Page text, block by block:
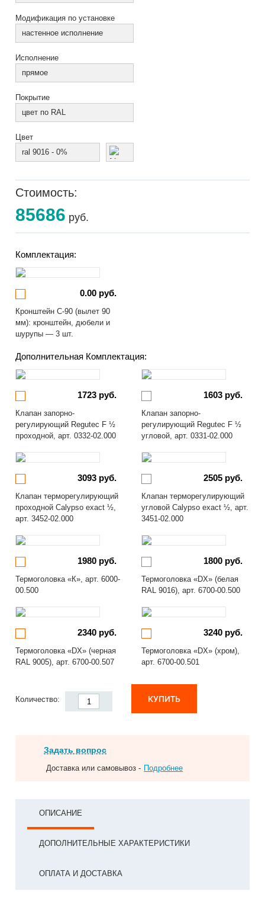
Модификация по установке
настенное исполнение
Исполнение
прямое
Покрытие
цвет по RAL
Цвет
ral 9016 - 0%
Стоимость:
85686 руб.
Комплектация:
0.00 руб.
Кронштейн С-90 (вылет 90
мм): кронштейн, дюбели и
шурупы — 3 шт.
Дополнительная Комплектация:
1723 руб.
Клапан запорно-
регулирующий Regutec F ½
проходной, арт. 0332-02.000
1603 руб.
Клапан запорно-
регулирующий Regutec F ½
угловой, арт. 0331-02.000
3093 руб.
Клапан терморегулирующий
проходной Calypso exact ½,
арт. 3452-02.000
2505 руб.
Клапан терморегулирующий
угловой Calypso exact ½, арт.
3451-02.000
1980 руб.
Термоголовка «К», арт. 6000-
00.500
1800 руб.
Термоголовка «DX» (белая
RAL 9016), арт. 6700-00.500
2340 руб.
Термоголовка «DX» (черная
RAL 9005), арт. 6700-00.507
3240 руб.
Термоголовка «DX» (хром),
арт. 6700-00.501
Количество: КУПИТЬ
Задать вопрос
Доставка или самовывоз - Подробнее
ОПИСАНИЕ
ДОПОЛНИТЕЛЬНЫЕ ХАРАКТЕРИСТИКИ
ОПЛАТА И ДОСТАВКА